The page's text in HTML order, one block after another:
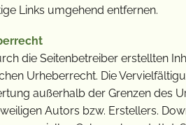
Links umgehend entfernen.
die Seitenbetreiber erstellten
Urheberrecht. Die
außerhalb der Grenzen des
Autors bzw. Erstellers.